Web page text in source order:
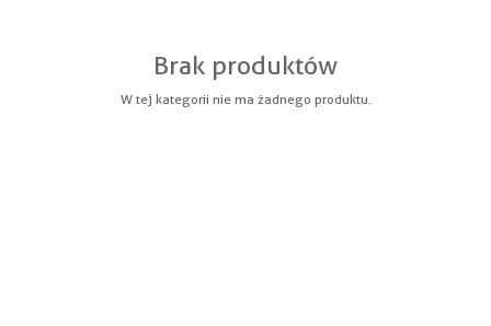
Brak produktów
W tej kategorii nie ma żadnego produktu.